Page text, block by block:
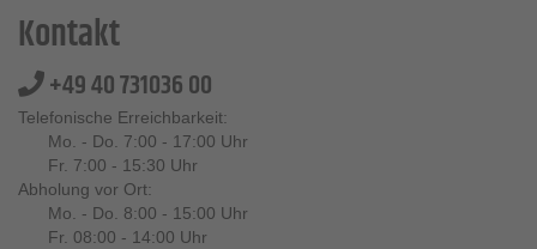
Kontakt
+49 40 731036 00
Telefonische Erreichbarkeit:
Mo. - Do. 7:00 - 17:00 Uhr
Fr. 7:00 - 15:30 Uhr
Abholung vor Ort:
Mo. - Do. 8:00 - 15:00 Uhr
Fr. 08:00 - 14:00 Uhr